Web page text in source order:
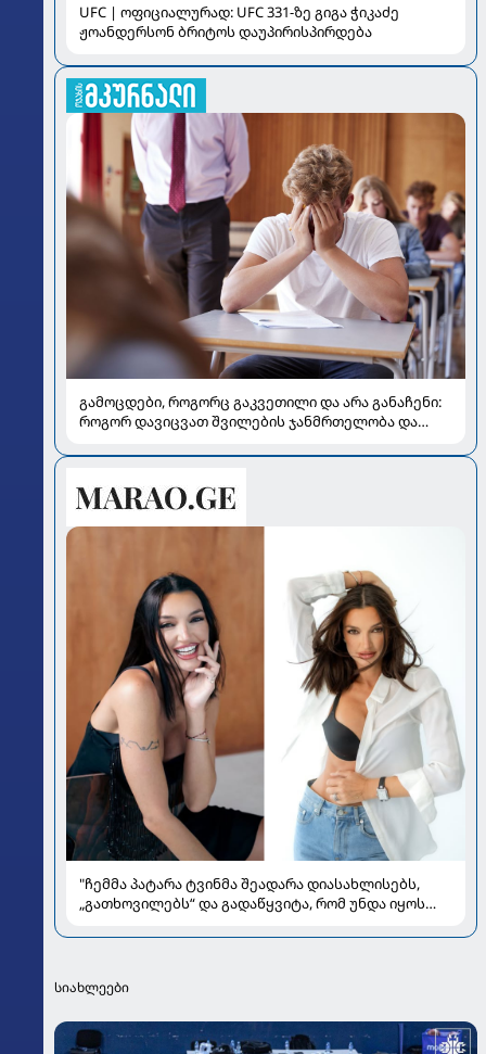
UFC | ოფიციალურად: UFC 331-ზე გიგა ჭიკაძე
ჟოანდერსონ ბრიტოს დაუპირისპირდება
გამოცდები, როგორც გაკვეთილი და არა განაჩენი:
როგორ დავიცვათ შვილების ჯანმრთელობა და
"ჩემმა პატარა ტვინმა შეადარა დიასახლისებს,
„გათხოვილებს“ და გადაწყვიტა, რომ უნდა იყოს
ალლექსანდრა პაიჭაძე
სიახლეები